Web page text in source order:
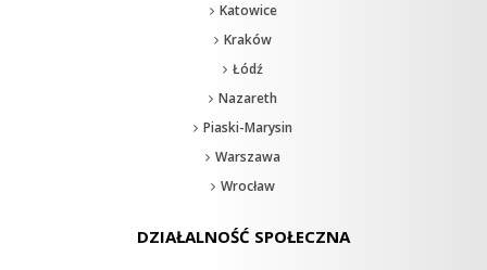
Katowice
Kraków
Łódź
Nazareth
Piaski-Marysin
Warszawa
Wrocław
DZIAŁALNOŚĆ SPOŁECZNA